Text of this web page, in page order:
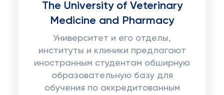
The University of Veterinary
Medicine and Pharmacy
Университет и его отделы,
институты и клиники предлагают
иностранным студентам обширную
образовательную базу для
обучения по аккредитованным